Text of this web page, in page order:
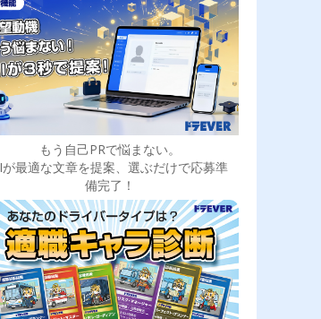
もう自己PRで悩まない。
が最適な文章を提案、選ぶだけで応募準
備完了！